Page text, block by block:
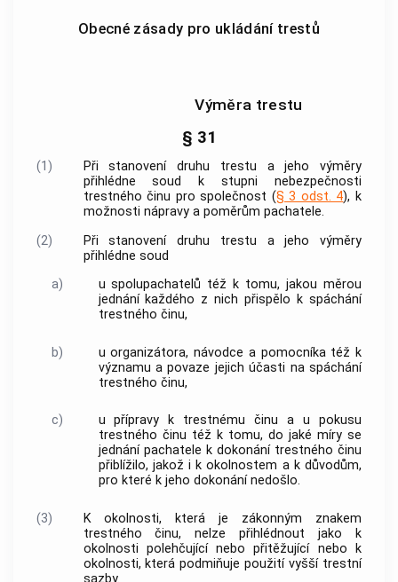
Obecné zásady pro ukládání trestů
Výměra trestu
§ 31
(1)
Při stanovení druhu trestu a jeho výměry
přihlédne soud k stupni nebezpečnosti
trestného činu pro společnost (§ 3 odst. 4), k
možnosti nápravy a poměrům pachatele.
(2)
Při stanovení druhu trestu a jeho výměry
přihlédne soud
a)
u spolupachatelů též k tomu, jakou měrou
jednání každého z nich přispělo k spáchání
trestného činu,
b)
u organizátora, návodce a pomocníka též k
významu a povaze jejich účasti na spáchání
trestného činu,
c) u přípravy k trestnému činu a u pokusu
trestného činu též k tomu, do jaké míry se
jednání pachatele k dokonání trestného činu
přiblížilo, jakož i k okolnostem a k důvodům,
pro které k jeho dokonání nedošlo.
(3)
K okolnosti, která je zákonným znakem
trestného činu, nelze přihlédnout jako k
okolnosti polehčující nebo přitěžující nebo k
okolnosti, která podmiňuje použití vyšší trestní
sazby.